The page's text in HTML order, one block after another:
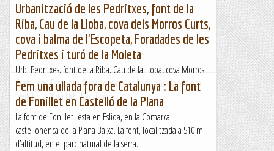
Urbanització de les Pedritxes, font de la
Riba, Cau de la Lloba, cova dels Morros Curts,
cova i balma de l'Escopeta, Foradades de les
Pedritxes i turó de la Moleta
Urb. Pedritxes, font de la Riba, Cau de la Lloba, cova Morros
Curts i de l'Escopeta, foradades de les Pedritxes i la Moleta
Wikiloc | Ruta Urb. Pedritxes,...
Muntanya
Fem una ullada fora de Catalunya : La font
de Fonillet en Castelló de la Plana
La font de Fonillet esta en Eslida, en la Comarca
castellonenca de la Plana Baixa. La font, localitzada a 510 m.
d’altitud, en el parc natural de la serra...